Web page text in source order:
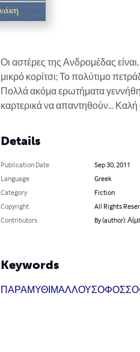
Οι αστέρες της Ανδρομέδας
μικρό κορίτσι; Το πολύτιμο
Πολλά ακόμα ερωτήματα
καρτερικά να απαντηθούν...
Details
Publication Date
Sep 30, 2011
Language
Greek
Category
Fiction
Copyright
All Rights
Contributors
By (author):
Keywords
ΠΑΡΑΜΥΘΙΜΑΛΛΟΥΣΟΦΟΣ